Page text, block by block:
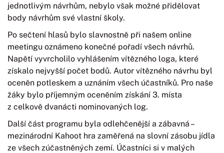
jednotlivým návrhům, nebylo však možné přidělovat
body návrhům své vlastní školy.
Po sečtení hlasů bylo slavnostně při našem online
meetingu oznámeno konečné pořadí všech návrhů.
Napětí vyvrcholilo vyhlášením vítězného loga, které
získalo nejvyšší počet bodů. Autor vítězného návrhu byl
oceněn potleskem a uznáním všech účastníků. Pro naše
žáky bylo příjemným oceněním získání 3. místa
z celkově dvanácti nominovaných log.
Další část programu byla odlehčenější a zábavná –
mezinárodní Kahoot hra zaměřená na slovní zásobu jídla
ze všech zúčastněných zemí. Účastníci si v malých